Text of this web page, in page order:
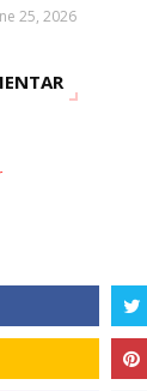
25, 2026